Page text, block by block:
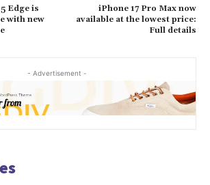
Edge is
with new
iPhone 17 Pro Max now
available at the lowest price:
Full details
- Advertisement -